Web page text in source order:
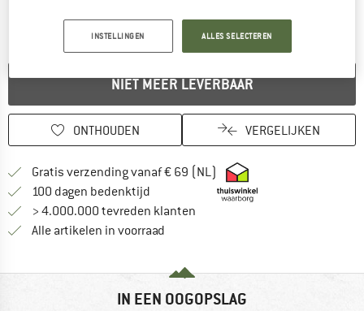
NIET MEER LEVERBAAR
ONTHOUDEN VERGELIJKEN
Gratis verzending vanaf € 69 (NL) Vind hier de
100 dagen bedenktijd Vind de betalingsinformatie hier!
> 4.000.000 tevreden klanten
Alle artikelen in voorraad
IN EEN OOGOPSLAG
INSTELLINGEN ALLES SELECTEREN